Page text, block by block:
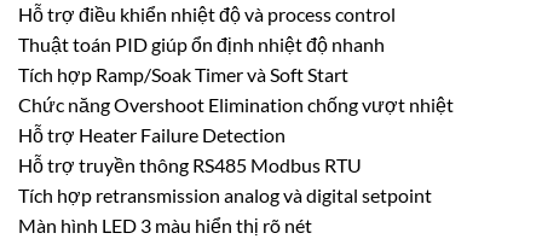
Hỗ trợ điều khiển nhiệt độ và process control
Thuật toán PID giúp ổn định nhiệt độ nhanh
Tích hợp Ramp/Soak Timer và Soft Start
Chức năng Overshoot Elimination chống vượt nhiệt
Hỗ trợ Heater Failure Detection
Hỗ trợ truyền thông RS485 Modbus RTU
Tích hợp retransmission analog và digital setpoint
Màn hình LED 3 màu hiển thị rõ nét